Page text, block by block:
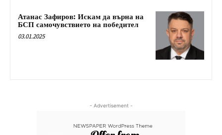
Атанас Зафиров: Искам да върна на
БСП самочувствието на победител
03.01.2025
- Advertisement -